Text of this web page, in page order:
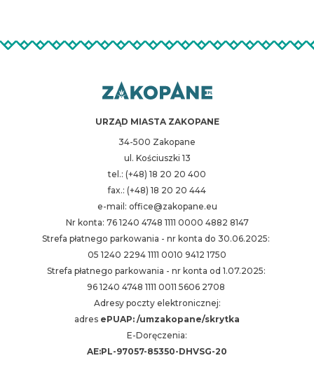
URZĄD MIASTA ZAKOPANE
34-500 Zakopane
ul. Kościuszki 13
tel.: (+48) 18 20 20 400
fax.: (+48) 18 20 20 444
e-mail: office@zakopane.eu
Nr konta: 76 1240 4748 1111 0000 4882 8147
Strefa płatnego parkowania - nr konta do 30.06.2025:
05 1240 2294 1111 0010 9412 1750
Strefa płatnego parkowania - nr konta od 1.07.2025:
96 1240 4748 1111 0011 5606 2708
Adresy poczty elektronicznej:
adres ePUAP: /umzakopane/skrytka
E-Doręczenia:
AE:PL-97057-85350-DHVSG-20